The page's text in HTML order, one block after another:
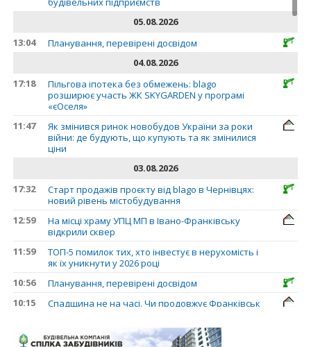
05.08.2026
13:04
Планування, перевірені досвідом
04.08.2026
17:18
Пільгова іпотека без обмежень: blago
розширює участь ЖК SKYGARDEN у програмі
«єОселя»
11:47
Як змінився ринок новобудов України за роки
війни: де будують, що купують та як змінилися
ціни
03.08.2026
17:32
Старт продажів проєкту від blago в Чернівцях:
новий рівень містобудування
12:59
На місці храму УПЦ МП в Івано-Франківську
відкрили сквер
11:59
ТОП-5 помилок тих, хто інвестує в нерухомість і
як їх уникнути у 2026 році
10:56
Планування, перевірені досвідом
10:15
Спадщина не на часі. Чи продовжує Франківськ
31.07.2026